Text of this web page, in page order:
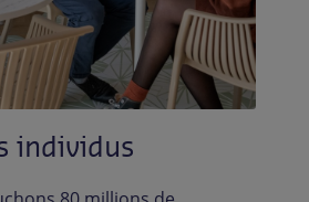
individus